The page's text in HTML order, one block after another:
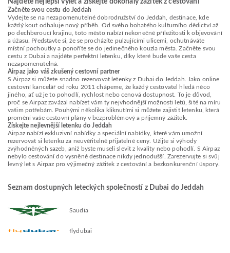
Najděte nejlepší výlet a získejte dokonalý zážitek z cestování
Začněte svou cestu do Jeddah
Vydejte se na nezapomenutelné dobrodružství do Jeddah, destinace, kde
každý kout odhaluje nový příběh. Od svého bohatého kulturního dědictví až
po dechberoucí krajinu, toto město nabízí nekonečné příležitosti k objevování
a úžasu. Představte si, že se procházíte pulzujícími ulicemi, ochutnáváte
místní pochoutky a ponoříte se do jedinečného kouzla města. Začněte svou
cestu z Dubai a najděte perfektní letenku, díky které bude vaše cesta
nezapomenutelná.
Airpaz jako váš zkušený cestovní partner
S Airpaz si můžete snadno rezervovat letenky z Dubai do Jeddah. Jako online
cestovní kancelář od roku 2011 chápeme, že každý cestovatel hledá něco
jiného, ať už je to pohodlí, rychlost nebo cenová dostupnost. To je důvod,
proč se Airpaz zavázal nabízet vám ty nejvhodnější možnosti letů, šité na míru
vašim potřebám. Pouhými několika kliknutími si můžete zajistit letenku, která
promění vaše cestovní plány v bezproblémový a příjemný zážitek.
Získejte nejlevnější letenku do Jeddah
Airpaz nabízí exkluzivní nabídky a speciální nabídky, které vám umožní
rezervovat si letenku za neuvěřitelně přijatelné ceny. Užijte si výhody
zvýhodněných sazeb, aniž byste museli slevit z kvality nebo pohodlí. S Airpaz
nebylo cestování do vysněné destinace nikdy jednodušší. Zarezervujte si svůj
levný let s Airpaz pro výjimečný zážitek z cestování a bezkonkurenční úspory.
Seznam dostupných leteckých společností z Dubai do Jeddah
Saudia
flydubai